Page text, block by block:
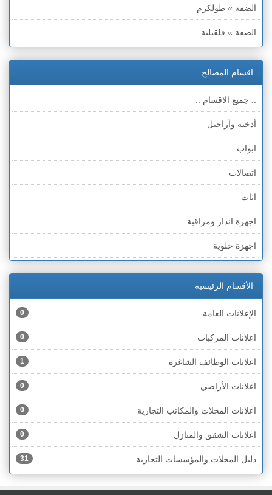
الضفة » طولكرم
الضفة » قلقيلية
الضفة » رام الله والبيره
الضفة » أريحا
الضفة » الخليل
الضفة » بيت لحم
قطاع غزة
الخط الأخضر » حيفا
الخط الأخضر » رهط
الخط الأخضر » أم الفحم
الخط الأخضر » الناصرة
الخط الأخضر » عكا ونهاريا
الخط الأخضر » الجليل
الخط الأخضر » مرج ابن عامر
الخط الأخضر » البطوف
الخط الأخضر » الجولان
الخط الأخضر » الشارون
الخط الأخضر » القدس
اقسام المصالح
.. جميع الاقسام ..
أدخنة وأراجيل
ابواب
اتصالات
اثاث
اجهزة انذار ومراقبة
اجهزة خلوية
اجهزة كهربائية
اجهزة مكتبية
احذية
اختام
اخشاب
ادوات رياضية
ادوات صحية
ادوات كهربائية
ادوات منزلية
الأقسام الرئيسية
الإعلانات العامة 0
اعلانات المركبات 0
اعلانات الوظائف الشاغرة 1
اعلانات الأراضي 0
اعلانات المحلات والمكاتب التجارية 0
اعلانات الشقق والمنازل 0
دليل المحلات والمؤسسات التجارية 31